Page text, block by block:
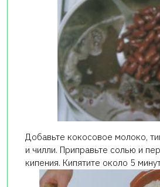
Добавьте кокосовое молоко,
и чилли. Приправьте солью и
кипения. Кипятите около 5